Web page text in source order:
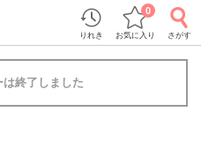
りれき お気に入り
0
さがす
終了しました